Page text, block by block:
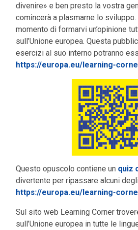
divenire» e ben presto la vostra
comincerà a plasmarne lo
momento di formarvi un’opinione
sull’Unione europea. Questa
esercizi al suo interno potranno
https://europa.eu/learning-
Questo opuscolo contiene un quiz
divertente per ripassare alcuni
https://europa.eu/learning-
Sul sito web Learning Corner
sull’Unione europea in tutte le